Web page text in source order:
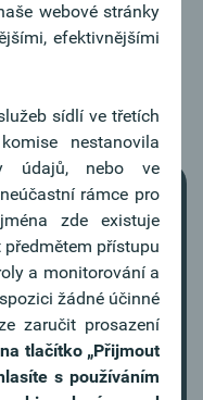
This is because you
media cookies.
webové stránky
efektivnějšími
sídlí ve třetích
nestanovila
údajů, nebo ve
rámce pro
zde existuje
přístupu
a monitorování a
žádné účinné
zaručit prosazení
tlačítko „Přijmout
s používáním